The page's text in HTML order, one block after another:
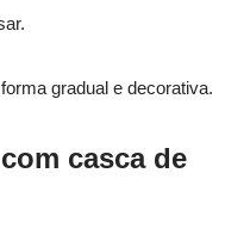
gradual e decorativa.
casca de